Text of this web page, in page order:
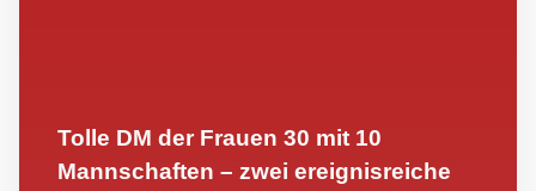
Tolle DM der Frauen 30 mit 10
Mannschaften – zwei ereignisreiche